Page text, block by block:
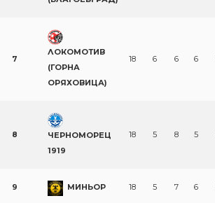
7
ЛОКОМОТИВ
(ГОРНА
ОРЯХОВИЦА)
18 6 6 6
8
ЧЕРНОМОРЕЦ
1919
18 5 8 5
9 МИНЬОР 18 5 7 6